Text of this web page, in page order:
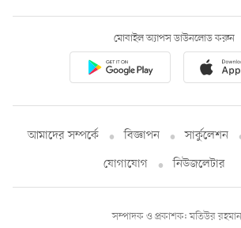
মোবাইল অ্যাপস ডাউনলোড করুন
আমাদের সম্পর্কে বিজ্ঞাপন সার্কুলেশন
যোগাযোগ
নিউজলেটার
সম্পাদক ও প্রকাশক: মতিউর রহমান